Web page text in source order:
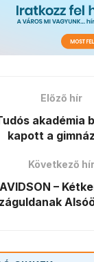
Előző hír
akadémia
kapott a
Következő hír
–